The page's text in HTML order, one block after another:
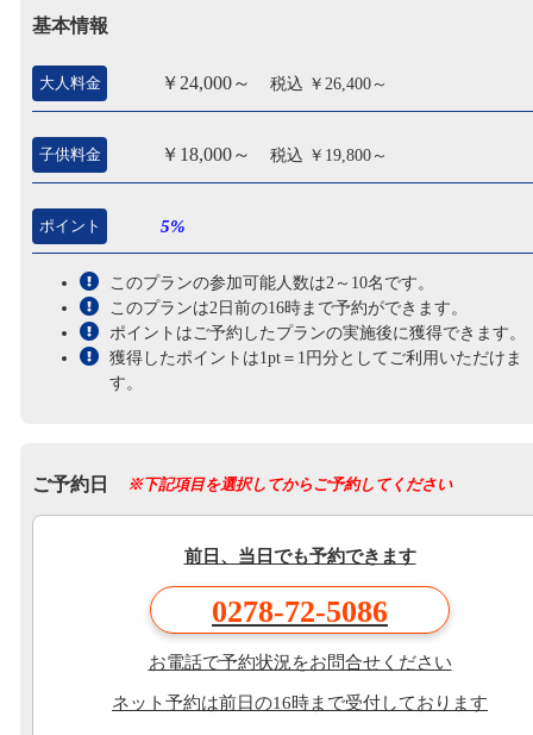
基本情報
大人料金 ￥24,000～ 税込 ￥26,400～
子供料金 ￥18,000～ 税込 ￥19,800～
ポイント 5%
このプランの参加可能人数は2～10名です。
このプランは2日前の16時まで予約ができます。
ポイントはご予約したプランの実施後に獲得できます。
獲得したポイントは1pt＝1円分としてご利用いただけま
す。
ご予約日 ※下記項目を選択してからご予約してください
前日、当日でも予約できます
0278-72-5086
お電話で予約状況をお問合せください
ネット予約は前日の16時まで受付しております